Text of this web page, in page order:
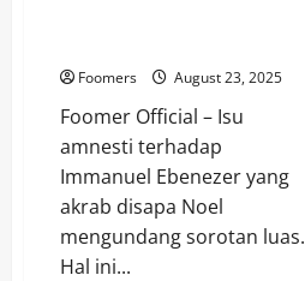
Foomers August 23, 2025
Foomer Official – Isu
amnesti terhadap
Immanuel Ebenezer yang
akrab disapa Noel
mengundang sorotan luas.
Hal ini...